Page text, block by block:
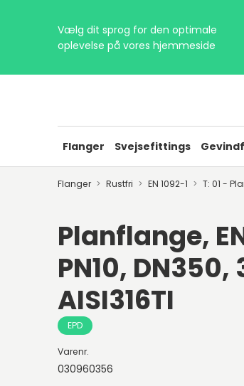
Vælg dit sprog for den optimale
oplevelse på vores hjemmeside
Flanger Svejsefittings
Flanger Rustfri EN 1092-1 T: 01 -
Planflange,
PN10, DN350,
AISI316TI
EPD
Varenr.
030960356